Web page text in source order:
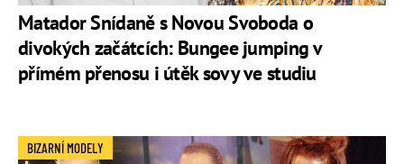
Matador Snídaně s Novou Svoboda o
divokých začátcích: Bungee jumping v
přímém přenosu i útěk sovy ve studiu
BIZARNÍ MODELY